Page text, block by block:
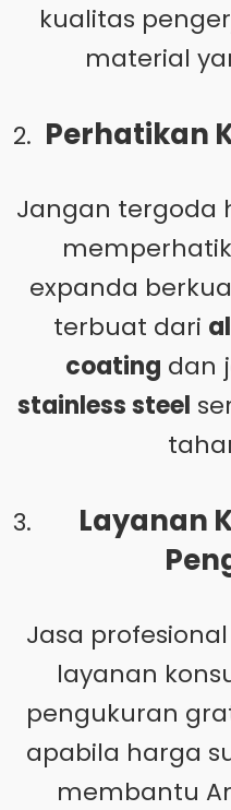
kualitas
material
Perhatikan
Jangan tergoda
expanda
terbuat dari
coating dan
stainless steel
Layanan
Jasa
layanan
pengukuran
apabila harga
membantu